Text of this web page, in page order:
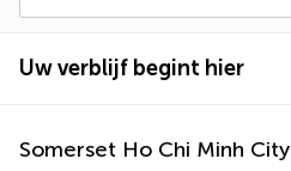
Uw verblijf begint hier
Somerset Ho Chi Minh City